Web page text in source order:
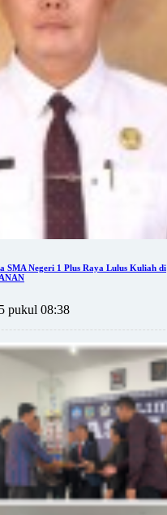
SMA Negeri 1 Plus Raya Lulus Kuliah di
pukul 08:38